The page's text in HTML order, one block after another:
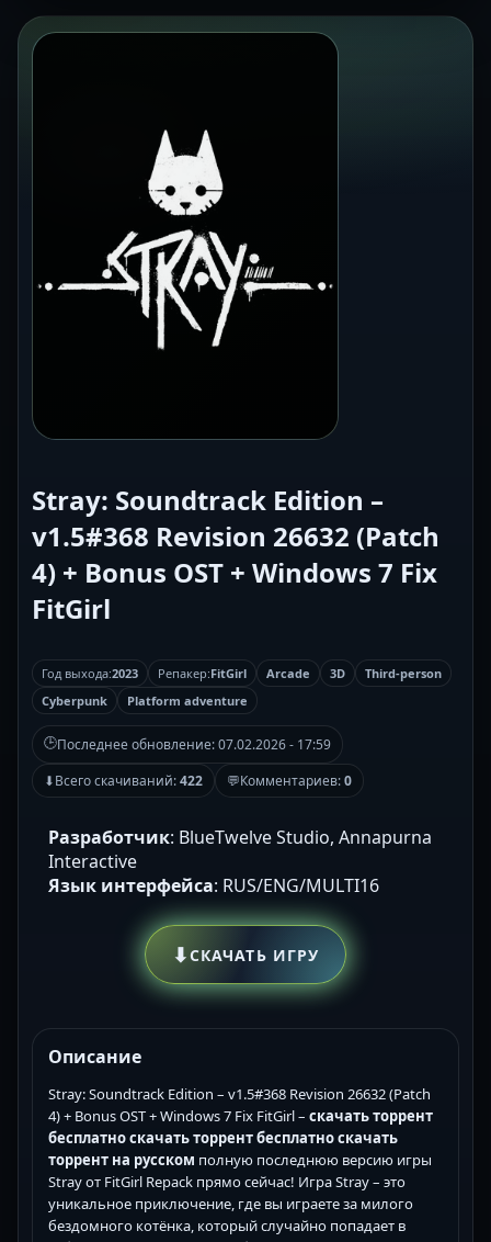
Stray: Soundtrack Edition –
v1.5#368 Revision 26632 (Patch
4) + Bonus OST + Windows 7 Fix
FitGirl
Год выхода:2023 Репакер:FitGirl Arcade 3D
Third-person
Cyberpunk
Platform adventure
🕒Последнее обновление:07.02.2026 - 17:59
⬇Всего скачиваний:422 💬Комментариев:0
Разработчик: BlueTwelve Studio, Annapurna
Interactive
Язык интерфейса: RUS/ENG/MULTI16
⬇СКАЧАТЬ ИГРУ
Описание
Stray: Soundtrack Edition – v1.5#368 Revision 26632 (Patch
4) + Bonus OST + Windows 7 Fix FitGirl – скачать торрент
бесплатноскачать торрент бесплатноскачать
торрент на русском полную последнюю версию игры
Stray от FitGirl Repack прямо сейчас! Игра Stray – это
уникальное приключение, где вы играете за милого
бездомного котёнка, который случайно попадает в